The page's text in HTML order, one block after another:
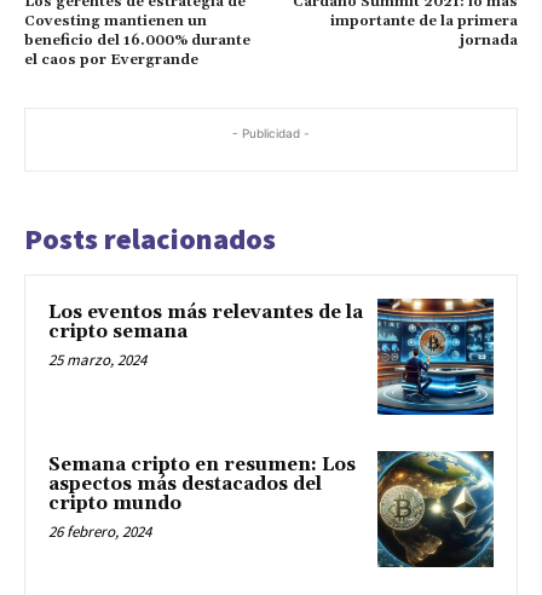
Covesting mantienen un
beneficio del 16.000% durante
el caos por Evergrande
importante de la primera
jornada
- Publicidad -
Posts relacionados
Los eventos más relevantes de la
cripto semana
25 marzo, 2024
Semana cripto en resumen: Los
aspectos más destacados del
cripto mundo
26 febrero, 2024